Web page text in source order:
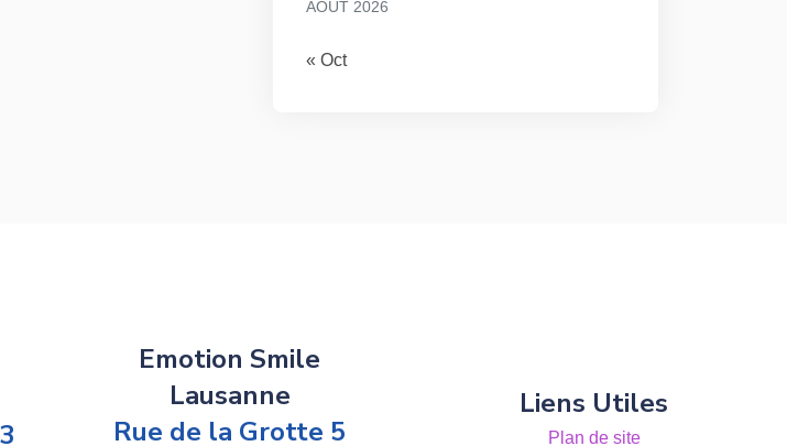
AOÛT 2026
« Oct
Emotion Smile
Lausanne
Rue de la Grotte 5
Liens Utiles
Plan de site